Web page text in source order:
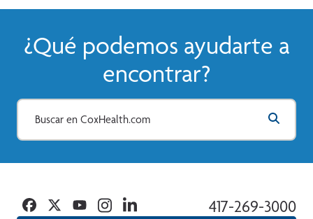
¿Qué podemos ayudarte a
encontrar?
417-269-3000
Facebook
TwitterYouTubeInstagramLinkedin